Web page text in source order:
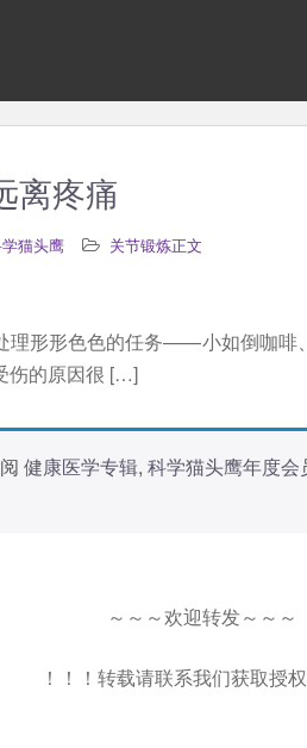
离疼痛
猫头鹰 关节锻炼正文
理形形色色的任务——小如倒咖啡
伤的原因很 […]
健康医学专辑, 科学猫头鹰年度会
～～～欢迎转发～～～
！！！转载请联系我们获取授